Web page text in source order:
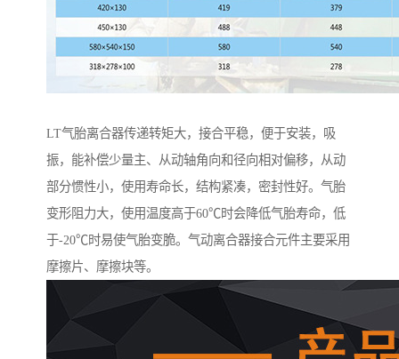
LT气胎离合器传递转矩大，接合平稳，便于安装，吸
振，能补偿少量主、从动轴角向和径向相对偏移，从动
部分惯性小，使用寿命长，结构紧凑，密封性好。气胎
变形阻力大，使用温度高于60℃时会降低气胎寿命，低
于-20℃时易使气胎变脆。气动离合器接合元件主要采用
摩擦片、摩擦块等。